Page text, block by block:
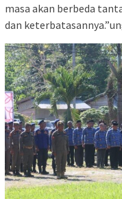
masa akan berbeda
dan